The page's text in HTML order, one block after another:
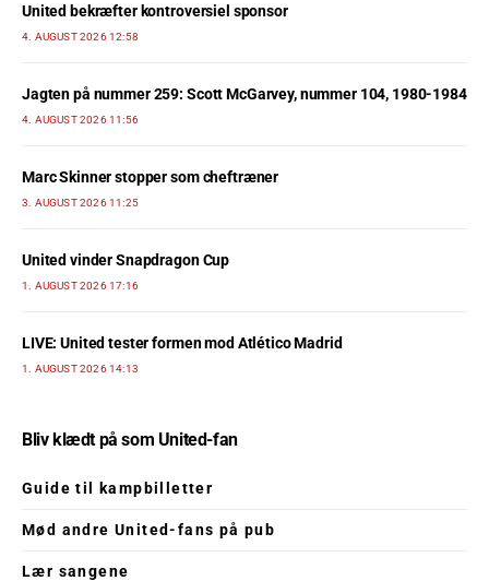
United bekræfter kontroversiel sponsor
4. AUGUST 2026 12:58
Jagten på nummer 259: Scott McGarvey, nummer 104, 1980-1984
4. AUGUST 2026 11:56
Marc Skinner stopper som cheftræner
3. AUGUST 2026 11:25
United vinder Snapdragon Cup
1. AUGUST 2026 17:16
LIVE: United tester formen mod Atlético Madrid
1. AUGUST 2026 14:13
Bliv klædt på som United-fan
Guide til kampbilletter
Mød andre United-fans på pub
Lær sangene